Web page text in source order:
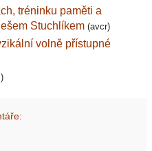
tréninku paměti a
Stuchlíkem (avcr)
volně přístupné